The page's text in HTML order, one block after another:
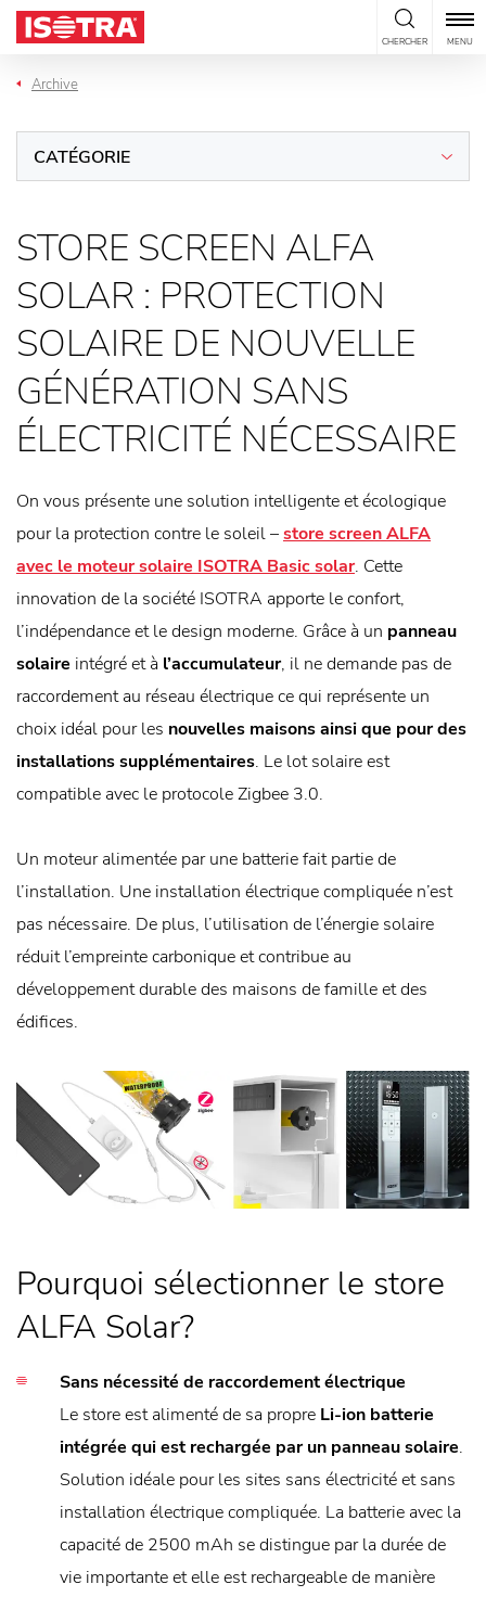
Passer au contenu
CHERCHER MENU
Archive
CATÉGORIE
STORE SCREEN ALFA
SOLAR : PROTECTION
SOLAIRE DE NOUVELLE
GÉNÉRATION SANS
ÉLECTRICITÉ NÉCESSAIRE
On vous présente une solution intelligente et écologique
pour la protection contre le soleil –store screen ALFA
avec le moteur solaire ISOTRA Basic solar. Cette
innovation de la société ISOTRA apporte le confort,
l’indépendance et le design moderne. Grâce à un panneau
solaire intégré et à l’accumulateur, il ne demande pas de
raccordement au réseau électrique ce qui représente un
choix idéal pour les nouvelles maisons ainsi que pour des
installations supplémentaires. Le lot solaire est
compatible avec le protocole Zigbee 3.0.
Un moteur alimentée par une batterie fait partie de
l’installation. Une installation électrique compliquée n’est
pas nécessaire. De plus, l’utilisation de l’énergie solaire
réduit l’empreinte carbonique et contribue au
développement durable des maisons de famille et des
édifices.
Pourquoi sélectionner le store
ALFA Solar?
Sans nécessité de raccordement électrique
Le store est alimenté de sa propre Li-ion batterie
intégrée qui est rechargée par un panneau solaire.
Solution idéale pour les sites sans électricité et sans
installation électrique compliquée. La batterie avec la
capacité de 2500 mAh se distingue par la durée de
vie importante et elle est rechargeable de manière